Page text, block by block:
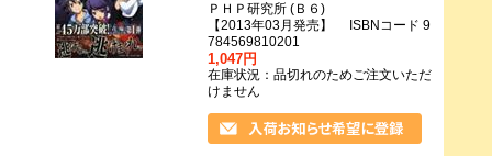
ＰＨＰ研究所 (Ｂ６)
【2013年03月発売】 ISBNコード 9
784569810201
1,047円
在庫状況：品切れのためご注文いただ
けません